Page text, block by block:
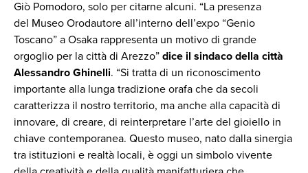
Giò Pomodoro, solo per citarne alcuni. “La presenza
del Museo Orodautore all’interno dell’expo “Genio
Toscano” a Osaka rappresenta un motivo di grande
orgoglio per la città di Arezzo”dice il sindaco della città
Alessandro Ghinelli. “Si tratta di un riconoscimento
importante alla lunga tradizione orafa che da secoli
caratterizza il nostro territorio, ma anche alla capacità di
innovare, di creare, di reinterpretare l’arte del gioiello in
chiave contemporanea. Questo museo, nato dalla sinergia
tra istituzioni e realtà locali, è oggi un simbolo vivente